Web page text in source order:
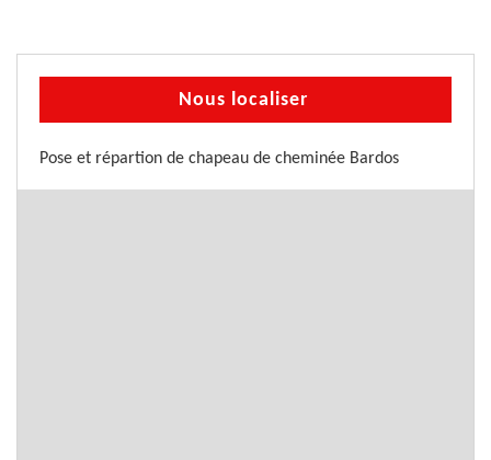
Nous localiser
Pose et répartion de chapeau de cheminée Bardos